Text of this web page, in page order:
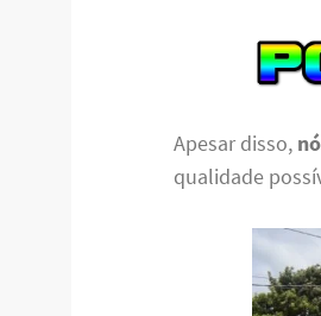
Apesar disso,
qualidade